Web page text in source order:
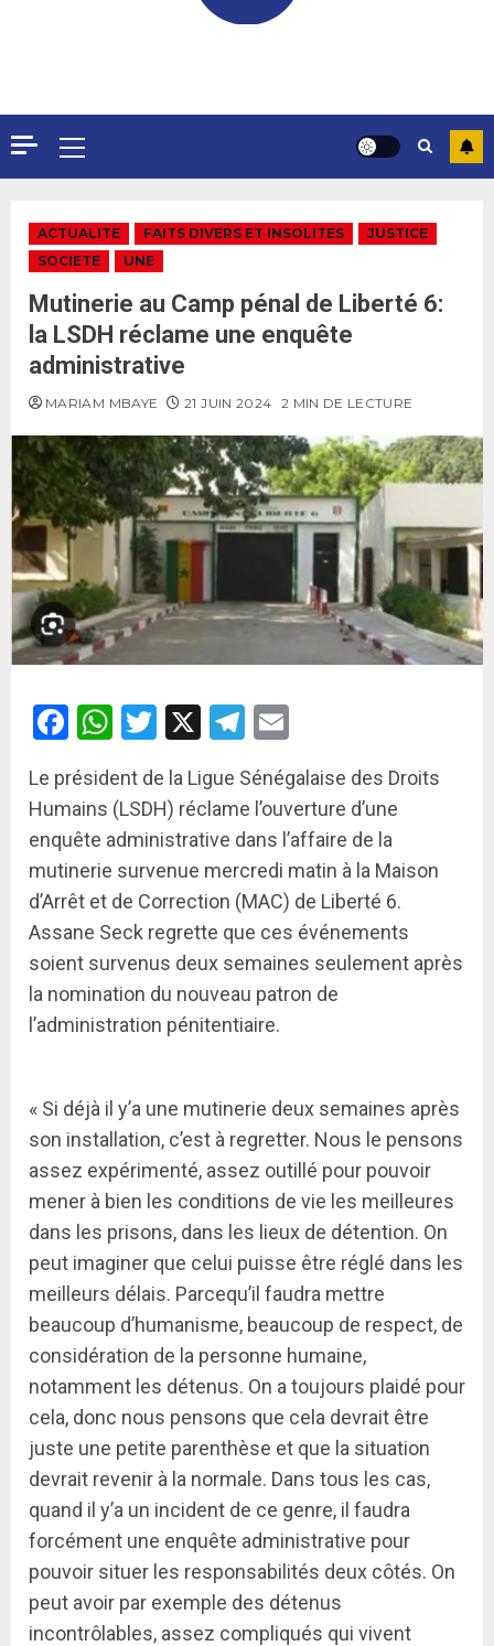
ACTUALITE FAITS DIVERS ET INSOLITES
JUSTICE
SOCIETE
UNE
Mutinerie au Camp pénal de Liberté 6:
la LSDH réclame une enquête
administrative
MARIAM MBAYE 21 JUIN 2024 2 MIN DE LECTURE
Facebook
WhatsApp
Twitter
X Telegram
Le président de la Ligue Sénégalaise des Droits
Humains (LSDH) réclame l’ouverture d’une
enquête administrative dans l’affaire de la
mutinerie survenue mercredi matin à la Maison
d’Arrêt et de Correction (MAC) de Liberté 6.
Assane Seck regrette que ces événements
soient survenus deux semaines seulement après
la nomination du nouveau patron de
l’administration pénitentiaire.
« Si déjà il y’a une mutinerie deux semaines après
son installation, c’est à regretter. Nous le pensons
assez expérimenté, assez outillé pour pouvoir
mener à bien les conditions de vie les meilleures
dans les prisons, dans les lieux de détention. On
peut imaginer que celui puisse être réglé dans les
meilleurs délais. Parcequ’il faudra mettre
beaucoup d’humanisme, beaucoup de respect, de
considération de la personne humaine,
notamment les détenus. On a toujours plaidé pour
cela, donc nous pensons que cela devrait être
juste une petite parenthèse et que la situation
devrait revenir à la normale. Dans tous les cas,
quand il y’a un incident de ce genre, il faudra
forcément une enquête administrative pour
pouvoir situer les responsabilités deux côtés. On
peut avoir par exemple des détenus
incontrôlables, assez compliqués qui vivent